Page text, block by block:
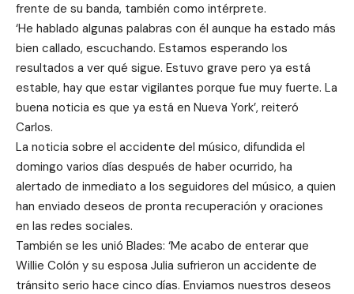
frente de su banda, también como intérprete.
‘He hablado algunas palabras con él aunque ha estado más
bien callado, escuchando. Estamos esperando los
resultados a ver qué sigue. Estuvo grave pero ya está
estable, hay que estar vigilantes porque fue muy fuerte. La
buena noticia es que ya está en Nueva York’, reiteró
Carlos.
La noticia sobre el accidente del músico, difundida el
domingo varios días después de haber ocurrido, ha
alertado de inmediato a los seguidores del músico, a quien
han enviado deseos de pronta recuperación y oraciones
en las redes sociales.
También se les unió Blades: ‘Me acabo de enterar que
Willie Colón y su esposa Julia sufrieron un accidente de
tránsito serio hace cinco días. Enviamos nuestros deseos